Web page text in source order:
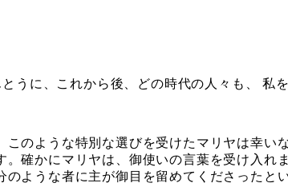
に、これから後、どの時代の人々も、 私
のような特別な選びを受けたマリヤは幸い
確かにマリヤは、御使いの言葉を受け入れ
ような者に主が御目を留めてくださったと